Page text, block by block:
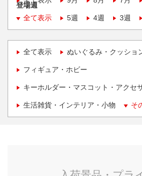
登場週
全て表示
5週 4週 3週
全て表示 ぬいぐるみ・クッショ
フィギュア・ホビー
キーホルダー・マスコット・アクセ
生活雑貨・インテリア・小物 そ